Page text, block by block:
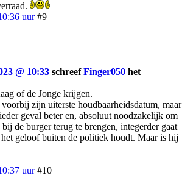
uur #9
@ 10:33 schreefFinger050 het
of de Jonge krijgen.
zijn uiterste houdbaarheidsdatum, maar
geval beter en, absoluut noodzakelijk om
de burger terug te brengen, integerder gaat
geloof buiten de politiek houdt. Maar is hij
uur #10